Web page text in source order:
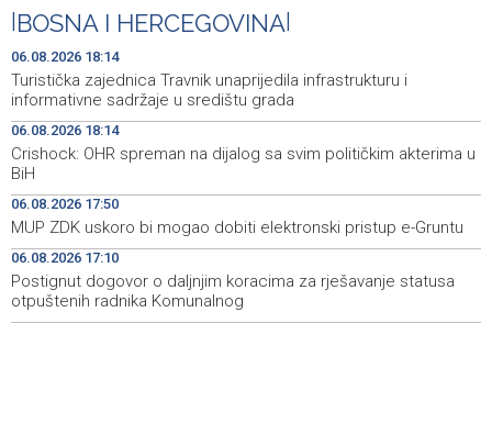
08:11 Dvije osobe poginule u u eksploziji minibusa u Siriji
07:45 Zakonodavci pozivaju Trumpa da uvede sankcije Dodiku
07:08
Danas Sarajevo Modest Fashion Festival, upečatljivost
bosanskohercegovačkog dizajna
06:57
Pojačan intenzitet saobraćaja, duge kolone vozila na
graničnim prelazima na izlazu iz BiH
06:53 Najave događaja za 7. 8. 2026. godine (petak)
BOSNA I HERCEGOVINA
06.08.2026 18:14
Turistička zajednica Travnik unaprijedila infrastrukturu i
informativne sadržaje u središtu grada
06.08.2026 18:14
Crishock: OHR spreman na dijalog sa svim političkim akterima u
BiH
06.08.2026 17:50
MUP ZDK uskoro bi mogao dobiti elektronski pristup e-Gruntu
06.08.2026 17:10
Postignut dogovor o daljnjim koracima za rješavanje statusa
otpuštenih radnika Komunalnog